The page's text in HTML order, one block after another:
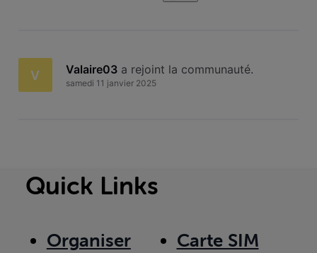
V Valaire03 a rejoint la communauté.
samedi 11 janvier 2025
Quick Links
Organiser Carte SIM